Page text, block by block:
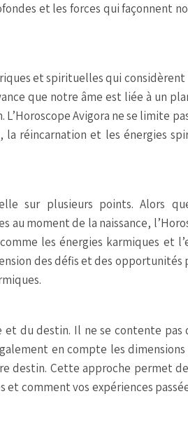
et les forces qui façonnent
et spirituelles qui considèrent
que notre âme est liée à un
Avigora ne se limite
réincarnation et les énergies
sur plusieurs points. Alors
moment de la naissance,
les énergies karmiques et
des défis et des opportunités
du destin. Il ne se contente pas
en compte les
destin. Cette approche permet
comment vos expériences